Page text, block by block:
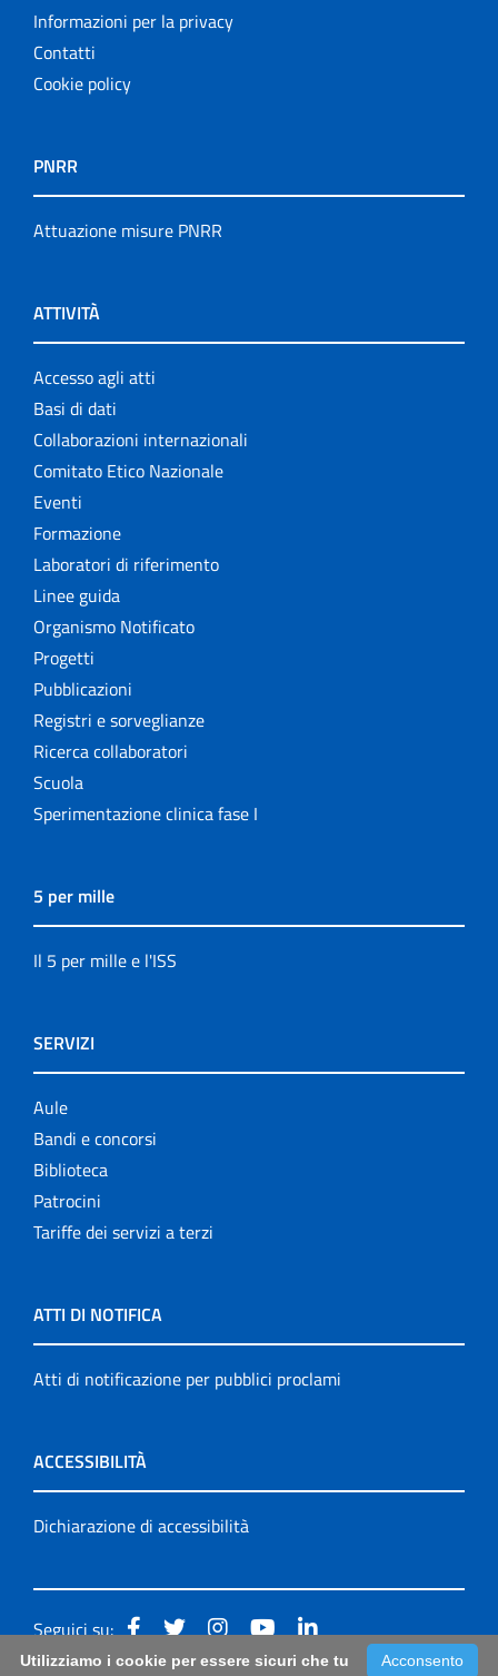
Informazioni per la privacy
Contatti
Cookie policy
PNRR
Attuazione misure PNRR
ATTIVITÀ
Accesso agli atti
Basi di dati
Collaborazioni internazionali
Comitato Etico Nazionale
Eventi
Formazione
Laboratori di riferimento
Linee guida
Organismo Notificato
Progetti
Pubblicazioni
Registri e sorveglianze
Ricerca collaboratori
Scuola
Sperimentazione clinica fase I
5 per mille
Il 5 per mille e l'ISS
SERVIZI
Aule
Bandi e concorsi
Biblioteca
Patrocini
Tariffe dei servizi a terzi
ATTI DI NOTIFICA
Atti di notificazione per pubblici proclami
ACCESSIBILITÀ
Dichiarazione di accessibilità
Seguici su:
Acconsento
Utilizziamo i cookie per essere sicuri che tu